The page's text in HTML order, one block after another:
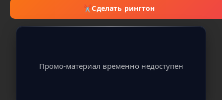
✂Сделать рингтон
Промо-материал временно недоступен